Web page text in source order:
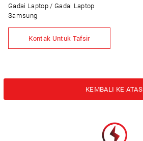
Gadai Laptop / Gadai Laptop
Samsung
Kontak Untuk Tafsir
KEMBALI KE ATAS